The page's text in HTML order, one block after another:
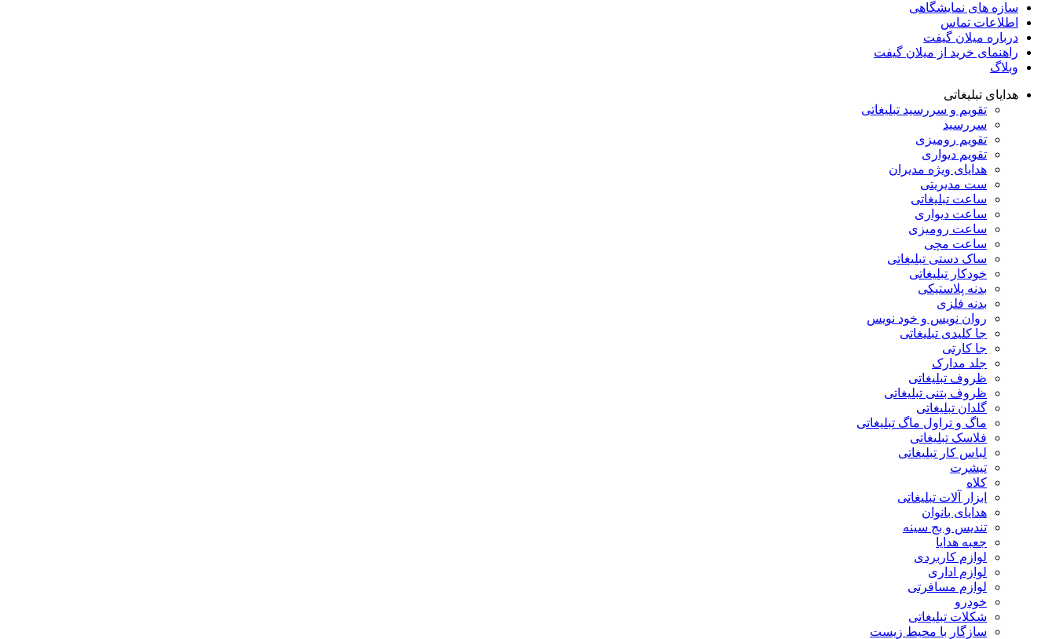
سازه های نمایشگاهی
اطلاعات تماس
درباره میلان گیفت
راهنمای خرید از میلان گیفت
وبلاگ
هدایای تبلیغاتی
تقویم و سررسید تبلیغاتی
سررسید
تقویم رومیزی
تقویم دیواری
هدایای ویژه مدیران
ست مدیریتی
ساعت تبلیغاتی
ساعت دیواری
ساعت رومیزی
ساعت مچی
ساک دستی تبلیغاتی
خودکار تبلیغاتی
بدنه پلاستیکی
بدنه فلزی
روان نویس و خود نویس
جا کلیدی تبلیغاتی
جا کارتی
جلد مدارک
ظروف تبلیغاتی
ظروف بتنی تبلیغاتی
گلدان تبلیغاتی
ماگ و تراول ماگ تبلیغاتی
فلاسک تبلیغاتی
لباس کار تبلیغاتی
تیشرت
کلاه
ابزار آلات تبلیغاتی
هدایای بانوان
تندیس و بج سینه
جعبه هدایا
لوازم کاربردی
لوازم اداری
لوازم مسافرتی
خودرو
شکلات تبلیغاتی
سازگار با محیط زیست